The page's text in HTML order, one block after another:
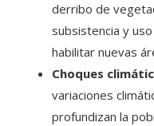
derribo de
subsistencia y
habilitar nuevas
Choques
variaciones
profundizan la